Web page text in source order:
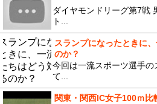
ダイヤモンドリーグ第7戦
ト...
スランプになったときに
のか？
今回は一流スポーツ選手
て...
関東・関西IC女子100ｍ比